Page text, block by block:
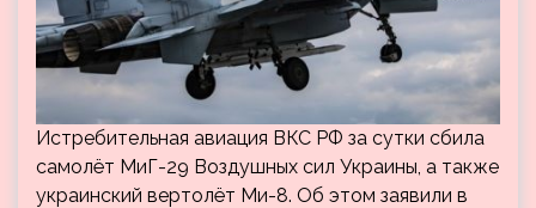
Истребительная авиация ВКС РФ за сутки сбила
самолёт МиГ-29 Воздушных сил Украины, а также
украинский вертолёт Ми-8. Об этом заявили в